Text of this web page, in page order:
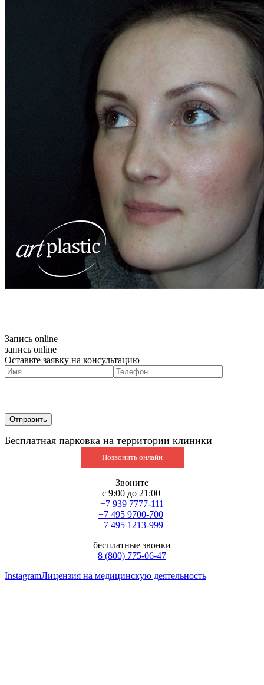
Запись online
запись online
Оставьте заявку на консультацию
Бесплатная парковка на территории клиники
Позвонить онлайн
Звоните
с 9:00 до 21:00
+7 939 7777-111
+7 495 9700-700
+7 495 1213-999
бесплатные звонки
8 (800) 775-06-47
InstagramЛицензия на медицинскую деятельность